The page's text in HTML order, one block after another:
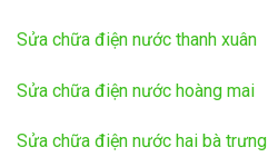
Sửa chữa điện nước thanh xuân
Sửa chữa điện nước hoàng mai
Sửa chữa điện nước hai bà trưng